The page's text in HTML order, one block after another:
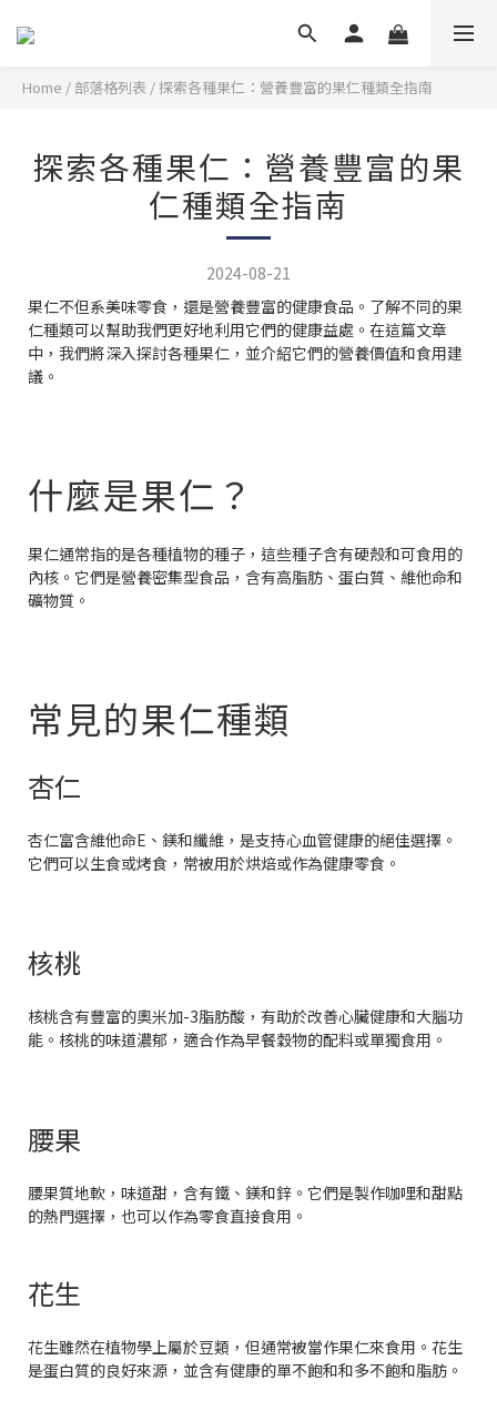
Home / 部落格列表 / 探索各種果仁：營養豐富的果仁種類全指南
探索各種果仁：營養豐富的果
仁種類全指南
2024-08-21
果仁不但系美味零食，還是營養豐富的健康食品。了解不同的果
仁種類可以幫助我們更好地利用它們的健康益處。在這篇文章
中，我們將深入探討各種果仁，並介紹它們的營養價值和食用建
議。
什麼是果仁？
果仁通常指的是各種植物的種子，這些種子含有硬殼和可食用的
內核。它們是營養密集型食品，含有高脂肪、蛋白質、維他命和
礦物質。
常見的果仁種類
杏仁
杏仁富含維他命E、鎂和纖維，是支持心血管健康的絕佳選擇。
它們可以生食或烤食，常被用於烘焙或作為健康零食。
核桃
核桃含有豐富的奧米加-3脂肪酸，有助於改善心臟健康和大腦功
能。核桃的味道濃郁，適合作為早餐穀物的配料或單獨食用。
腰果
腰果質地軟，味道甜，含有鐵、鎂和鋅。它們是製作咖哩和甜點
的熱門選擇，也可以作為零食直接食用。
花生
花生雖然在植物學上屬於豆類，但通常被當作果仁來食用。花生
是蛋白質的良好來源，並含有健康的單不飽和和多不飽和脂肪。